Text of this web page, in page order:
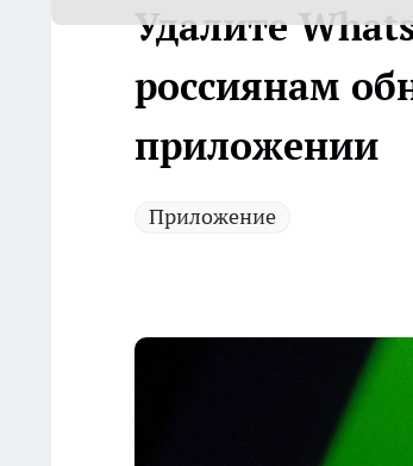
Удалите
россиянам
приложении
Приложение